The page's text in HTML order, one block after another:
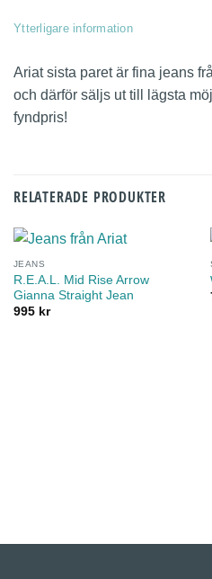
Ytterligare information
Ariat sista paret är fina jeans
och därför säljs ut till lägsta
fyndpris!
RELATERADE PRODUKTER
JEANS
R.E.A.L. Mid Rise Arrow
Gianna Straight Jean
995 kr